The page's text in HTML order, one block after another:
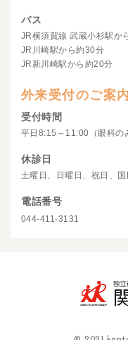
バス
JR横須賀線 武蔵小杉駅か
JR川崎駅から約30分
JR新川崎駅から約20分
外来受付のご案内
受付時間
平日8:15～11:00（眼科の
休診日
土曜日、日曜日、祝日、
電話番号
044-411-3131